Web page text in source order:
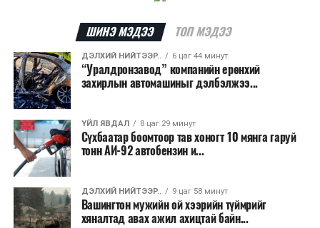
8. Мардай
9. Дорнод
10. Гурванбулаг
Алт:
11. Бороо
12. Гацуурт
Төмөр:
13. Төмөртэй
Цайр:
14. Төмөртэйн овоо
Нэгдүгээр ангийн элсэлт
2026 оны 8 дугаар сарын 17–28-ны өдрүүдэд
E-Mongolia системээр бүртгэнэ.
Энэ хугацаанд хүүхэд бүртгэх дэмжлэгийн баг
сургуулиуд дээр ажиллахгүй.
Их, дээд сургуулийн хичээл
2026 оны 9 дүгээр сарын 1-нээс цахимаар
эхэлнэ.
2026 оны 9 дүгээр сарын 14-нөөс танхимаар
үргэлжилнэ.
ШИНЭ МЭДЭЭ ТОП МЭДЭЭ
ДЭЛХИЙ НИЙТЭЭР.. 6 цаг 44 минут
“Уралдронзавод” компанийн ерөнхий
захирлын автомашиныг дэлбэлжээ...
ҮЙЛ ЯВДАЛ 8 цаг 29 минут
Сүхбаатар боомтоор тав хоногт 10 мянга гаруй
тонн АИ-92 автобензин и...
ДЭЛХИЙ НИЙТЭЭР.. 9 цаг 58 минут
Вашингтон мужийн ой хээрийн түймрийг
хяналтад авах ажил ахицтай байн...